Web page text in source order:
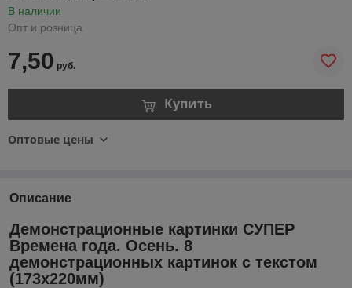
В наличии
Опт и розница
7,50 руб.
Купить
Оптовые цены
Описание
Демонстрационные картинки СУПЕР
Времена года. Осень. 8
демонстрационных картинок с текстом
(173х220мм)